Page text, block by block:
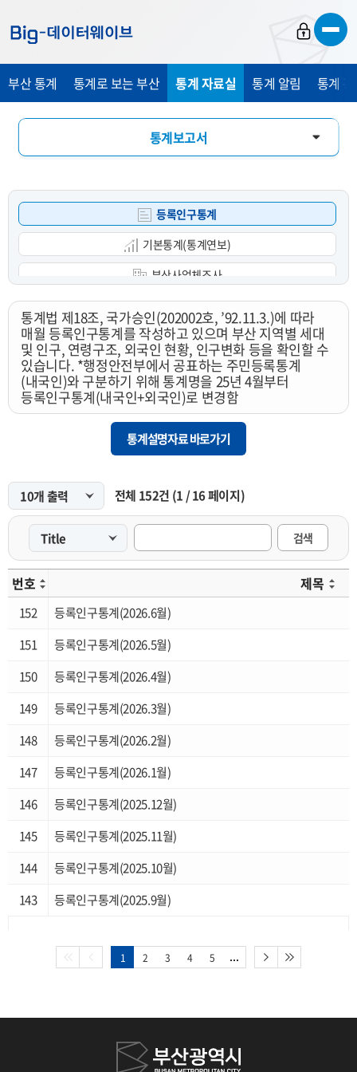
가
가
가
부산 통계 통계로 보는 부산 통계 자료실 통계 알림 통계
통계보고서
통계 E-Book
등록인구통계
기본통계(통계연보)
부산사업체조사
광업제조업조사
부산사회조사
부산사회지표
부산해양산업조사
구군단위 지역내총생산
구군단위 장래인구추계
부산베이비부머통계
제조업실태조사
차량교통량조사
부산크루즈통계
광역도시권통계
부산환경산업조사
통계법 제18조, 국가승인(202002호, ’92.11.3.)에 따라
매월 등록인구통계를 작성하고 있으며 부산 지역별 세대
및 인구, 연령구조, 외국인 현황, 인구변화 등을 확인할 수
있습니다. *행정안전부에서 공표하는 주민등록통계
(내국인)와 구분하기 위해 통계명을 25년 4월부터
등록인구통계(내국인+외국인)로 변경함
통계설명자료 바로가기
전체 152건 (1 /16페이지)
검색
번호 제목
152
등록인구통계(2026.6월)
151
등록인구통계(2026.5월)
150
등록인구통계(2026.4월)
149
등록인구통계(2026.3월)
148
등록인구통계(2026.2월)
147
등록인구통계(2026.1월)
146
등록인구통계(2025.12월)
145
등록인구통계(2025.11월)
144
등록인구통계(2025.10월)
143
등록인구통계(2025.9월)
1 2 3 4 5